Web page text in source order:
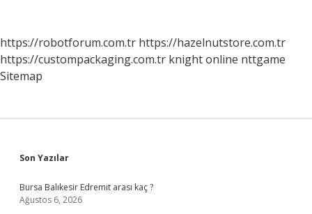
https://robotforum.com.tr https://hazelnutstore.com.tr
https://custompackaging.com.tr knight online nttgame
Sitemap
Sidebar
Son Yazılar
Bursa Balıkesir Edremit arası kaç ?
Ağustos 6, 2026